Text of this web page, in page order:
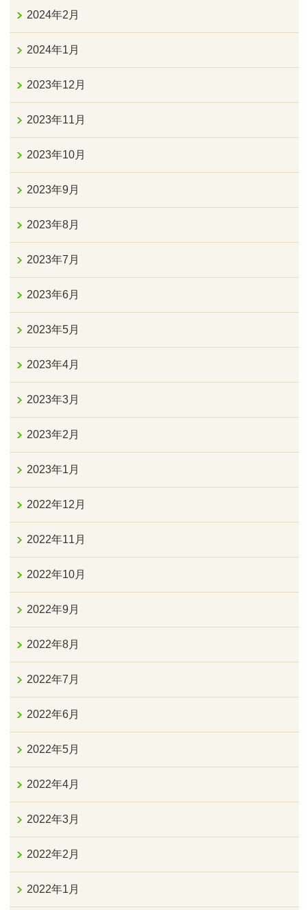
2024年2月
2024年1月
2023年12月
2023年11月
2023年10月
2023年9月
2023年8月
2023年7月
2023年6月
2023年5月
2023年4月
2023年3月
2023年2月
2023年1月
2022年12月
2022年11月
2022年10月
2022年9月
2022年8月
2022年7月
2022年6月
2022年5月
2022年4月
2022年3月
2022年2月
2022年1月